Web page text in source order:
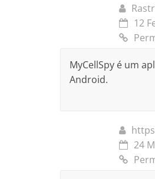
12
MyCellSpy é um
Android.
24